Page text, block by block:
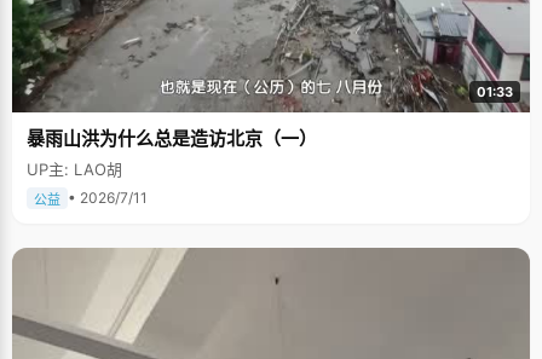
01:33
暴雨山洪为什么总是造访北京（一）
UP主: LAO胡
公益 • 2026/7/11